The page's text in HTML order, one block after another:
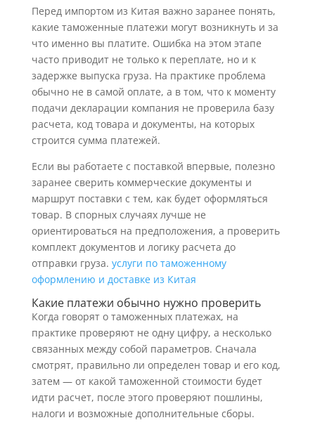
Перед импортом из Китая важно заранее понять,
какие таможенные платежи могут возникнуть и за
что именно вы платите. Ошибка на этом этапе
часто приводит не только к переплате, но и к
задержке выпуска груза. На практике проблема
обычно не в самой оплате, а в том, что к моменту
подачи декларации компания не проверила базу
расчета, код товара и документы, на которых
строится сумма платежей.
Если вы работаете с поставкой впервые, полезно
заранее сверить коммерческие документы и
маршрут поставки с тем, как будет оформляться
товар. В спорных случаях лучше не
ориентироваться на предположения, а проверить
комплект документов и логику расчета до
отправки груза. услуги по таможенному
оформлению и доставке из Китая
Какие платежи обычно нужно проверить
Когда говорят о таможенных платежах, на
практике проверяют не одну цифру, а несколько
связанных между собой параметров. Сначала
смотрят, правильно ли определен товар и его код,
затем — от какой таможенной стоимости будет
идти расчет, после этого проверяют пошлины,
налоги и возможные дополнительные сборы.